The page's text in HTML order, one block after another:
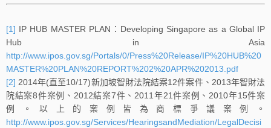
[1] IP HUB MASTER PLAN：Developing Singapore as a Global IP
Hub in Asia
http://www.ipos.gov.sg/Portals/0/Press%20Release/IP%20HUB%20
MASTER%20PLAN%20REPORT%202%20APR%202013.pdf
[2] 2014年(直至10/17)新加坡智財法院結案12件案件、2013年智財法
院結案8件案例、2012結案7件、2011年21件案例、2010年15件案
例。以上的案例皆為商標爭議案例。
http://www.ipos.gov.sg/Services/HearingsandMediation/LegalDecisi